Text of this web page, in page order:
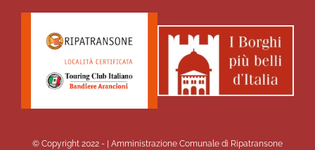
© Copyright 2022 - | Amministrazione Comunale di Ripatransone